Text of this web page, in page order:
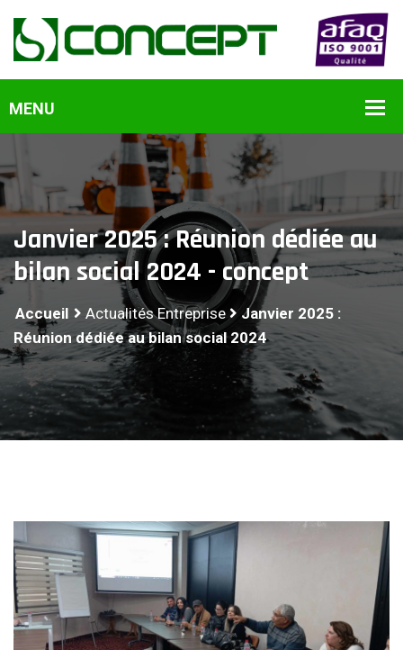
Janvier 2025 : Réunion dédiée au
bilan social 2024 - concept
Accueil Actualités Entreprise
Janvier 2025 :
Réunion dédiée au bilan social 2024